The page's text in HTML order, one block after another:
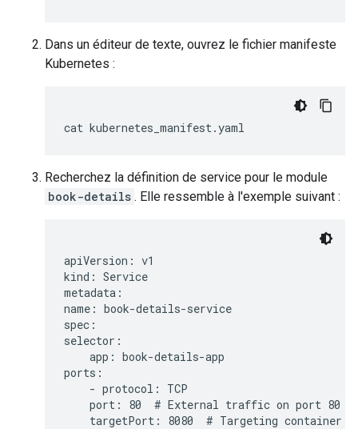
Dans un éditeur de texte, ouvrez le fichier manifeste
Kubernetes :
cat
Recherchez la définition de service pour le module
book-details . Elle ressemble à l'exemple suivant :
apiVersion: v1
kind: Service
metadata:
name: book-details-service
spec:
selector:
    app: book-details-app
ports:
    - protocol: TCP
    port: 80  # External traffic on port 80
targetPort: 8080  # Targeting container